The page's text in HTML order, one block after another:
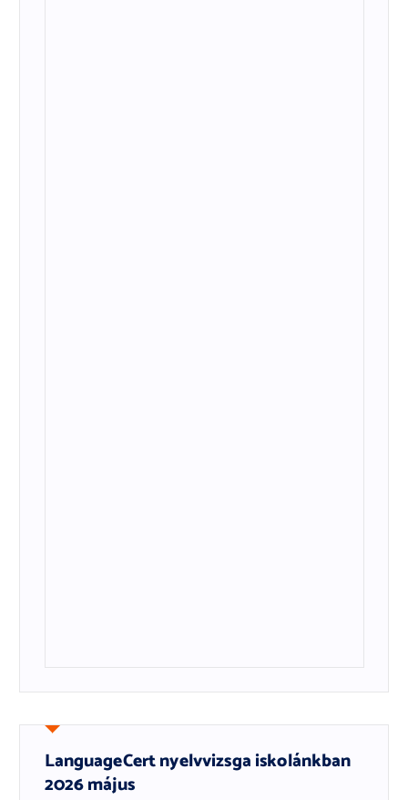
LanguageCert nyelvvizsga iskolánkban
2026 május